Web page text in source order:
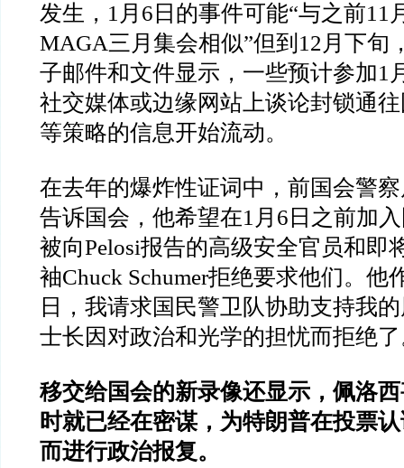
发生，1月6日的事件可能“与之前11
MAGA三月集会相似”但到12月下旬
子邮件和文件显示，一些预计参加1
社交媒体或边缘网站上谈论封锁通
等策略的信息开始流动。
在去年的爆炸性证词中，前国会警察
告诉国会，他希望在1月6日之前加
被向Pelosi报告的高级安全官员和即
袖Chuck Schumer拒绝要求他们。他
日，我请求国民警卫队协助支持我
士长因对政治和光学的担忧而拒绝了
移交给国会的新录像还显示，佩洛
时就已经在密谋，为特朗普在投票
而进行政治报复。